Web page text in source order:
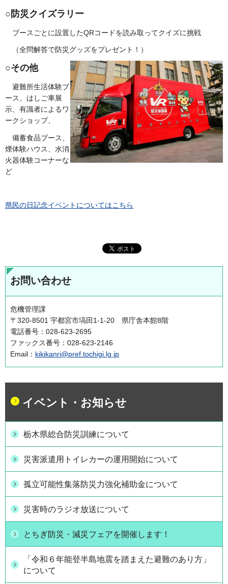
○防災クイズラリー
ブースごとに設置したQRコードを読み取ってクイズに挑戦
（全問解答で防災グッズをプレゼント！）
○その他
避難所生活体験ブ
ース、はしご車展
示、有識者によるワ
ークショップ、
備蓄食品ブース、
煙体験ハウス、水消
火器体験コーナーな
ど
県民の日記念イベントについてはこちら
お問い合わせ
危機管理課
〒320-8501 宇都宮市塙田1-1-20 県庁舎本館8階
電話番号：028-623-2695
ファックス番号：028-623-2146
Email： kikikanri@pref.tochigi.lg.jp
イベント・お知らせ
栃木県総合防災訓練について
災害派遣用トイレカーの運用開始について
孤立可能性集落防災力強化補助金について
災害時のラジオ放送について
とちぎ防災・減災フェアを開催します！
「令和６年能登半島地震を踏まえた避難のあり方」
について